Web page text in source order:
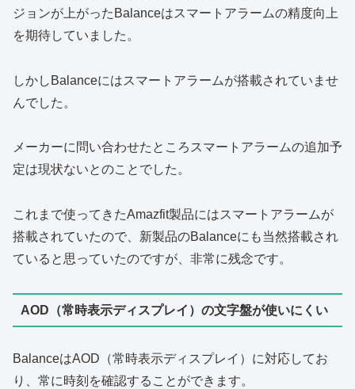
ジョンが上がったBalanceはスマートアラームの精度向上
を期待していました。
しかしBalanceにはスマートアラームが搭載されていませ
んでした。
メーカーに問い合わせたところスマートアラームの追加予
定は現状ないとのことでした。
これまで使ってきたAmazfit製品にはスマートアラームが
搭載されていたので、新製品のBalanceにも当然搭載され
ていると思っていたのですが、非常に残念です。
AOD（常時表示ディスプレイ）の文字盤が使いにくい
BalanceはAOD（常時表示ディスプレイ）に対応してお
り、常に時刻を確認することができます。